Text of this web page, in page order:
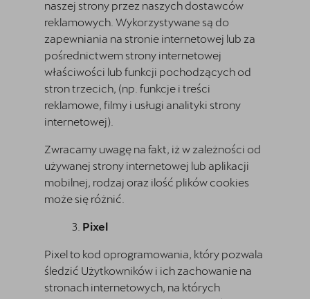
naszej strony przez naszych dostawców
reklamowych. Wykorzystywane są do
zapewniania na stronie internetowej lub za
pośrednictwem strony internetowej
właściwości lub funkcji pochodzących od
stron trzecich, (np. funkcje i treści
reklamowe, filmy i usługi analityki strony
internetowej).
Zwracamy uwagę na fakt, iż w zależności od
używanej strony internetowej lub aplikacji
mobilnej, rodzaj oraz ilość plików cookies
może się różnić.
Pixel
Pixel to kod oprogramowania, który pozwala
śledzić Użytkowników i ich zachowanie na
stronach internetowych, na których